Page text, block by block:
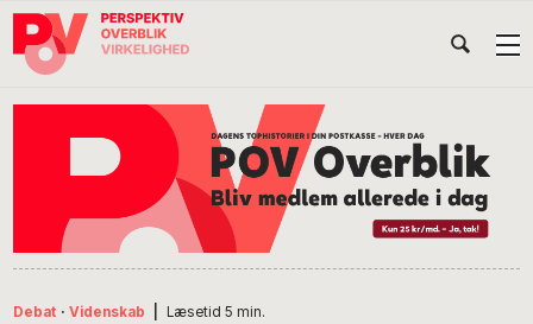
Gå
direkte
Skip
indhold
Gå
direkte
Debat · Videnskab Læsetid 5 min.